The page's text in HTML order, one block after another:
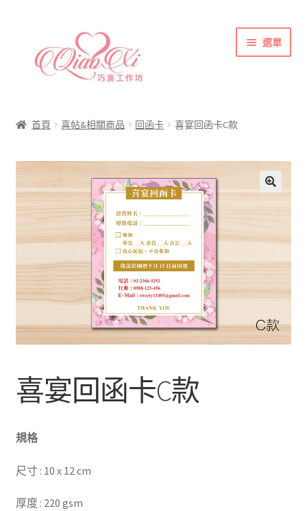
容
選單
喜帖&相關商品
彩色(相片)印刷注意事項
索取喜帖樣本須知
訂購須知
聯絡方式
首頁 喜帖&相關商品 回函卡 喜宴回函卡C款
喜宴回函卡C款
規格
尺寸 : 10 x 12 cm
厚度 : 220 gsm